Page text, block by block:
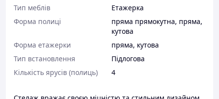
Тип меблів
Етажерка
Форма полиці
пряма прямокутна, пряма,
кутова
Форма етажерки
пряма, кутова
Тип встановлення
Підлогова
Кількість ярусів (полиць)
4